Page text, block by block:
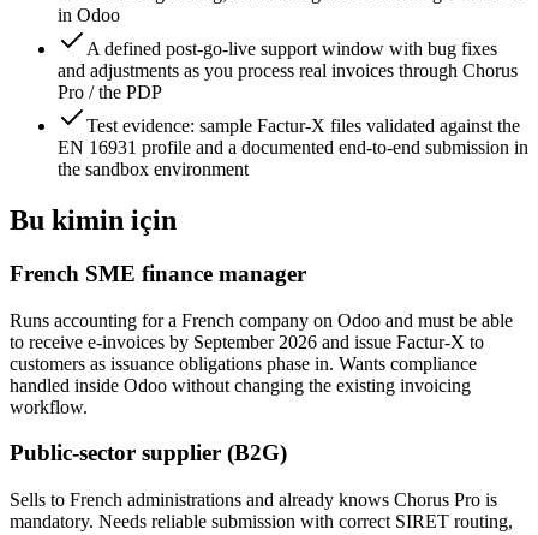
in Odoo
A defined post-go-live support window with bug fixes
and adjustments as you process real invoices through Chorus
Pro / the PDP
Test evidence: sample Factur-X files validated against the
EN 16931 profile and a documented end-to-end submission in
the sandbox environment
Bu kimin için
French SME finance manager
Runs accounting for a French company on Odoo and must be able
to receive e-invoices by September 2026 and issue Factur-X to
customers as issuance obligations phase in. Wants compliance
handled inside Odoo without changing the existing invoicing
workflow.
Public-sector supplier (B2G)
Sells to French administrations and already knows Chorus Pro is
mandatory. Needs reliable submission with correct SIRET routing,